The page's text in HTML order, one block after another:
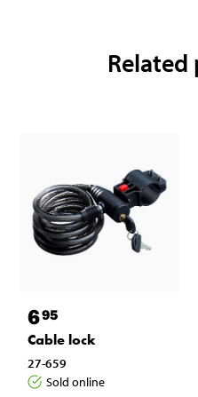
695
Cable lock
27-659
Sold online